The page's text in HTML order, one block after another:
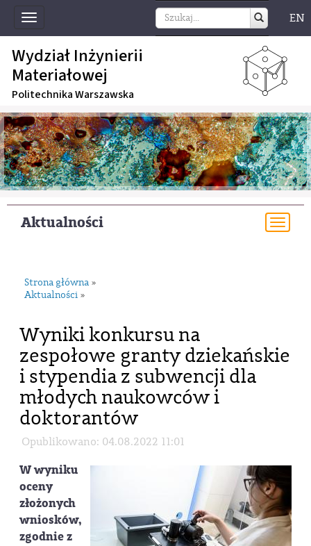
Toggle
navigation
EN
Wydział Inżynierii
Materiałowej
Politechnika Warszawska
Aktualności
Strona główna »
Aktualności »
Wyniki konkursu na
zespołowe granty dziekańskie
i stypendia z subwencji dla
młodych naukowców i
doktorantów
Opublikowano: 04.08.2022 11:01
W wyniku
oceny
złożonych
wniosków,
zgodnie z